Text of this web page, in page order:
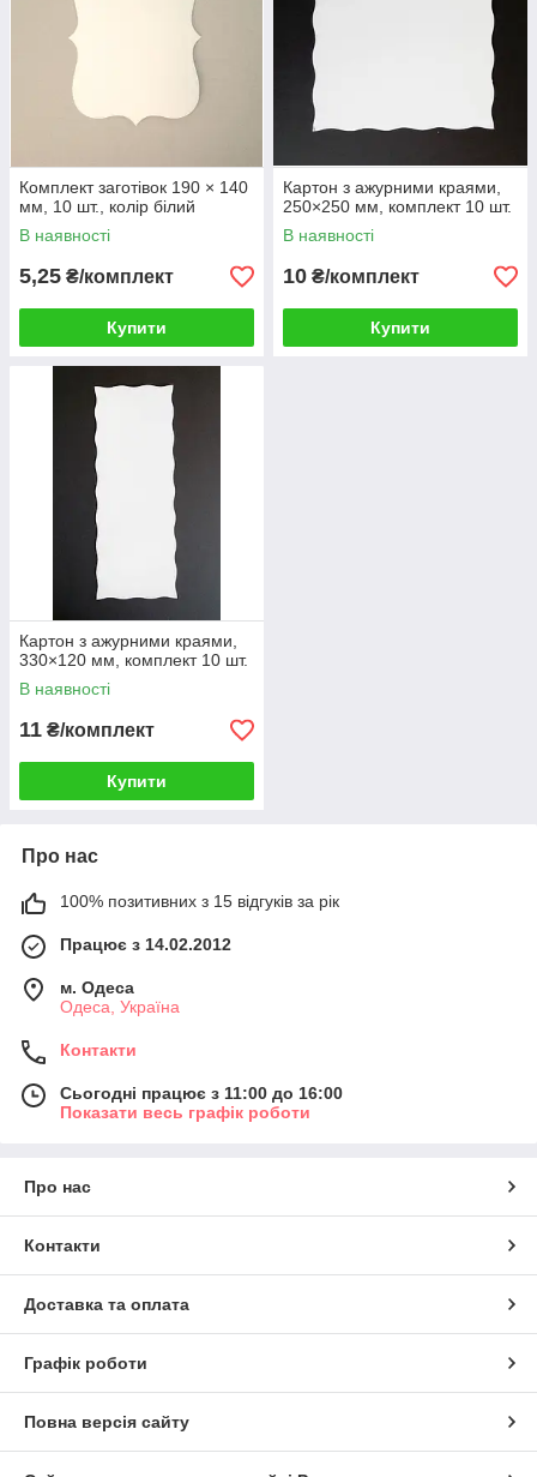
Комплект заготівок 190 × 140
мм, 10 шт., колір білий
В наявності
5,25 ₴/комплект
Купити
Картон з ажурними краями,
250×250 мм, комплект 10 шт.
В наявності
10 ₴/комплект
Купити
Картон з ажурними краями,
330×120 мм, комплект 10 шт.
В наявності
11 ₴/комплект
Купити
Про нас
100% позитивних з 15 відгуків за рік
Працює з 14.02.2012
м. Одеса
Одеса, Україна
Контакти
Сьогодні працює з 11:00 до 16:00
Показати весь графік роботи
Про нас
Контакти
Доставка та оплата
Графік роботи
Повна версія сайту